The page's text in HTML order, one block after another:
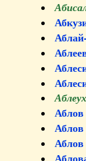
Аблов